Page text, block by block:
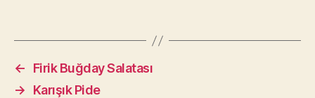
←
Firik Buğday Salatası
→
Karışık Pide